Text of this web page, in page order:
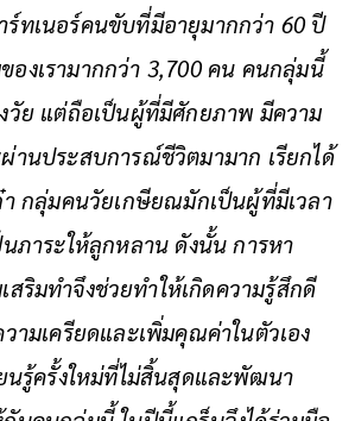
ทเนอร์คนขับที่มีอายุมากกว่า 60 ปี
งเรามากกว่า 3,700 คน คนกลุ่มนี้
วัย แต่ถือเป็นผู้ที่มีศักยภาพ มีความ
านประสบการณ์ชีวิตมามาก เรียกได้
า กลุ่มคนวัยเกษียณมักเป็นผู้ที่มีเวลา
นภาระให้ลูกหลาน ดังนั้น การหา
สริมทำจึงช่วยทำให้เกิดความรู้สึกดี
ามเครียดและเพิ่มคุณค่าในตัวเอง
ยนรู้ครั้งใหม่ที่ไม่สิ้นสุดและพัฒนา